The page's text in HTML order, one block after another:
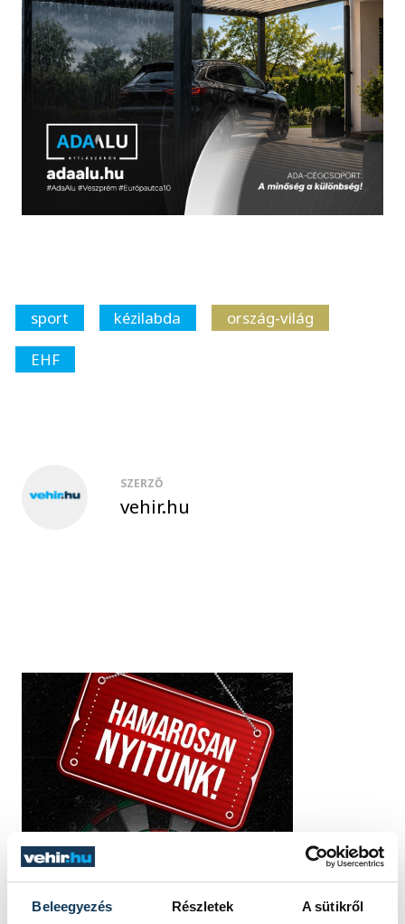
Beleegyezés Részletek A sütikről
sport kézilabda
ország-világ
EHF
SZERZŐ
vehir.hu